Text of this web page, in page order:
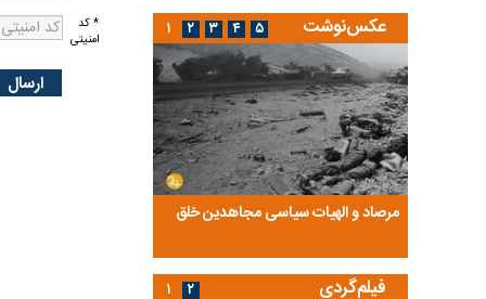
* کد
امنیتی
عکس‌نوشت
مرصاد و الهیات سیاسی مجاهدین خلق
۱ ۲ ۳ ۴ ۵
فیلم‌گردی ۱ ۲